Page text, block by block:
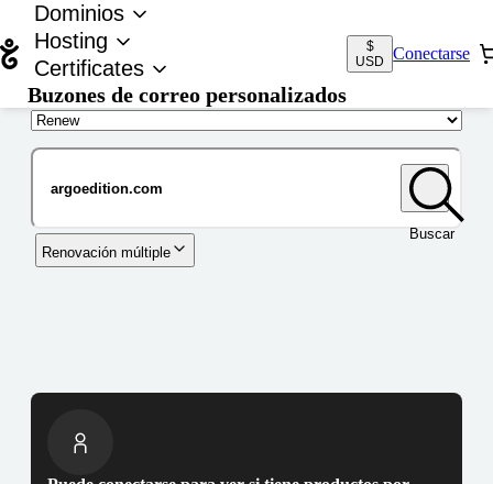
Dominios
Hosting
Certificates
Buzones de correo personalizados
$
USD
Conectarse
Buscar
Renovación múltiple